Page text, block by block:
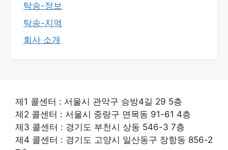
탁송-정보
탁송-지역
회사 소개
제1 콜센터 : 서울시 관악구 승방4길 29 5층
제2 콜센터 : 서울시 중랑구 면목동 91-61 4층
제3 콜센터 : 경기도 부천시 상동 546-3 7층
제4 콜센터 : 경기도 고양시 일산동구 장항동 856-2